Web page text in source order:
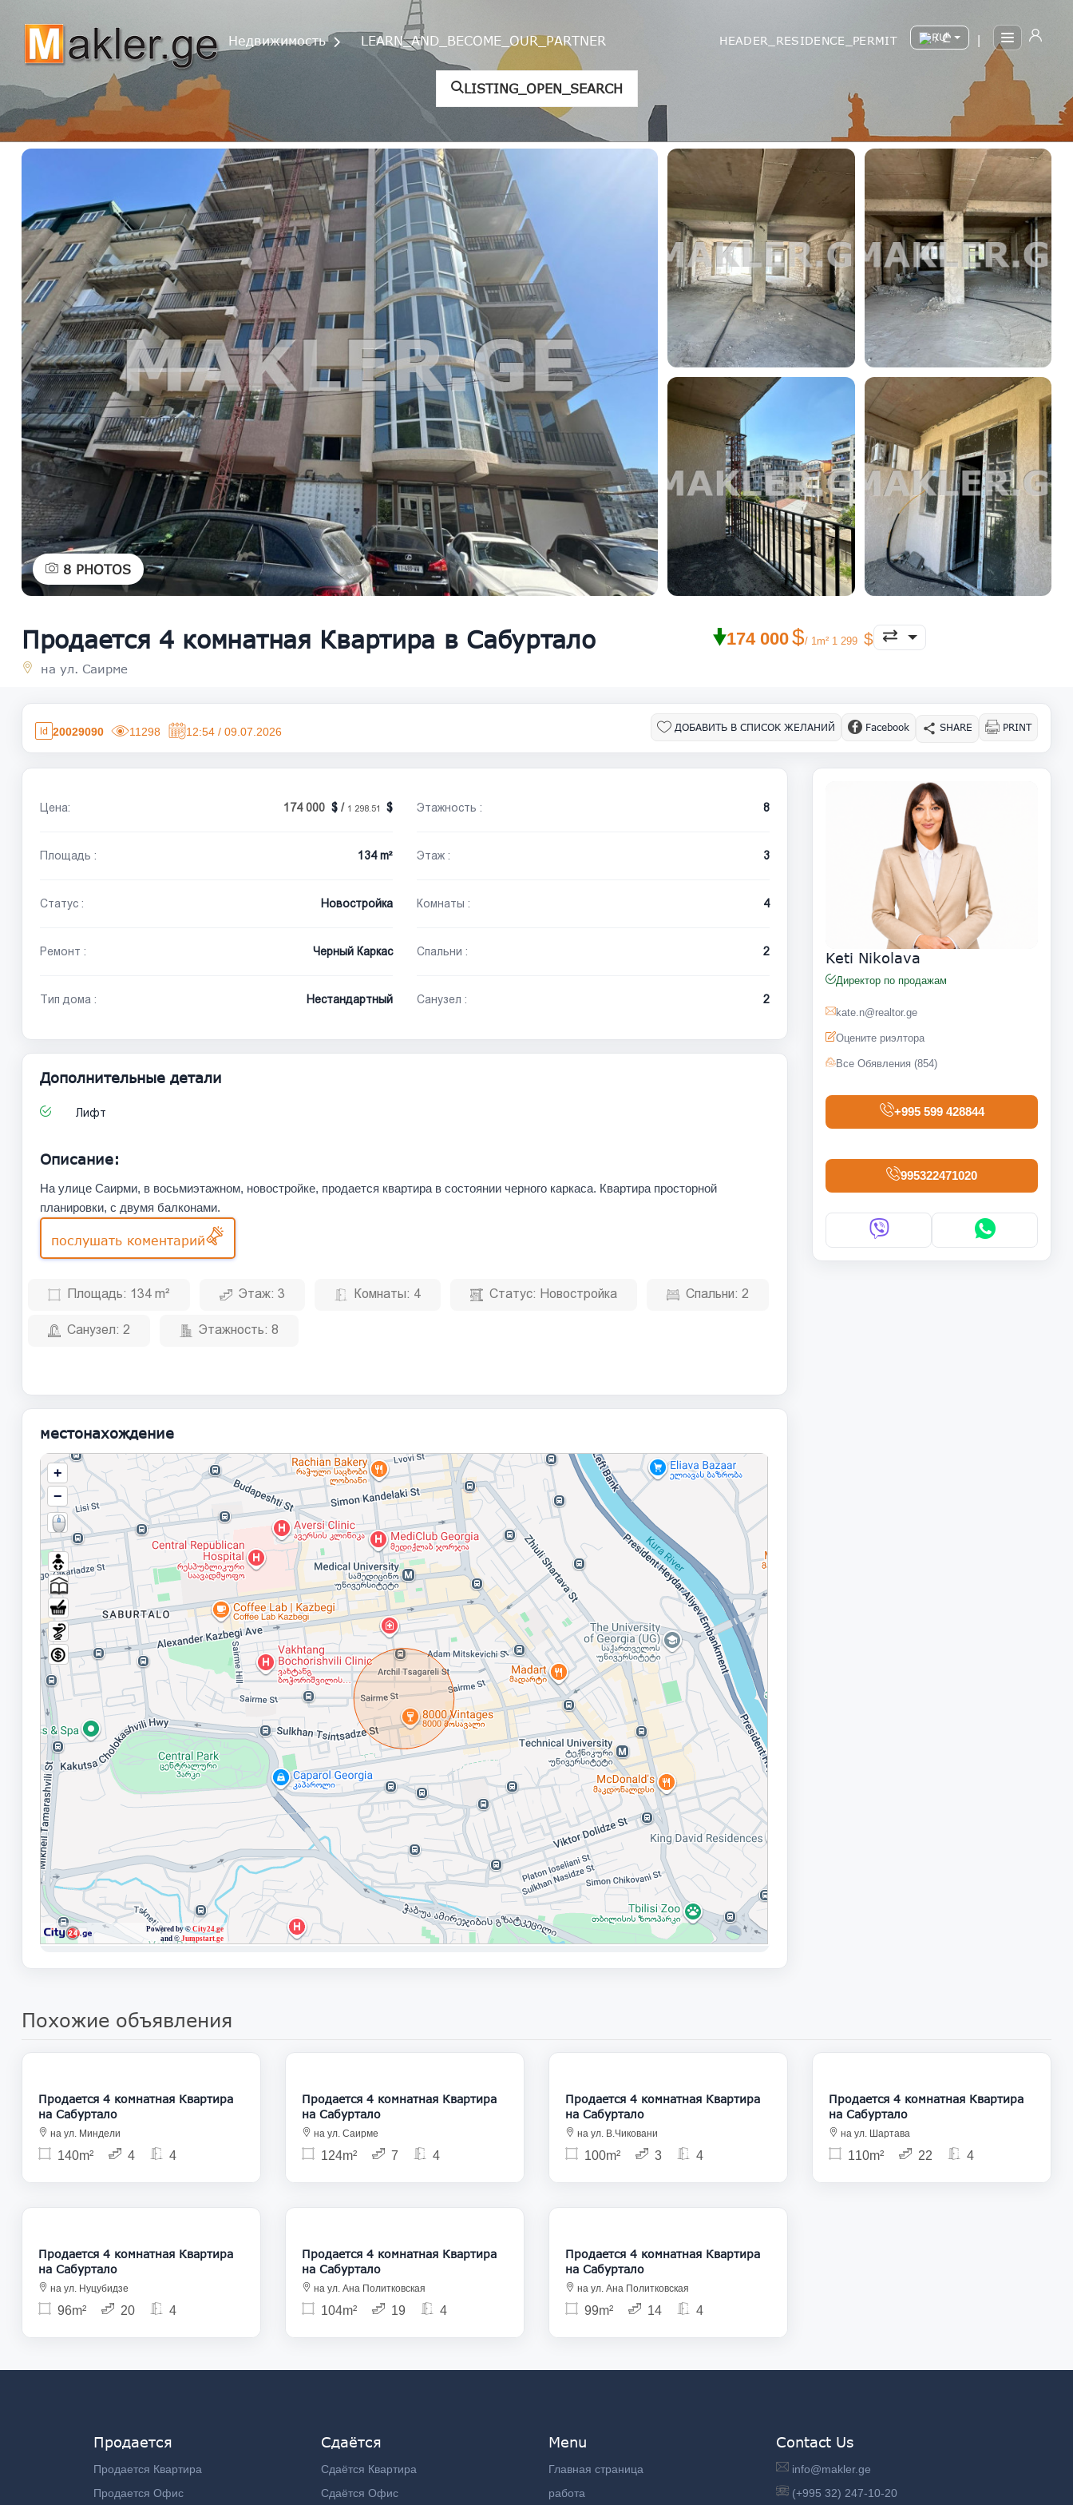
Недвижимость LEARN_AND_BECOME_OUR_PARTNER HEADER_RESIDENCE_PERMIT /
LISTING_OPEN_SEARCH
8 PHOTOS
Продается 4 комнатная Квартира в Сабуртало
на ул. Саирме
🠟174 000 / 1m² 1 299
20029090 11298 12:54 / 09.07.2026 ДОБАВИТЬ В СПИСОК ЖЕЛАНИЙ Facebook SHARE PRINT
Цена: 174 000 / 1 298.51
Площадь : 134 m²
Статус : Новостройка
Ремонт : Черный Каркас
Тип дома : Нестандартный
Этажность : 8
Этаж : 3
Комнаты : 4
Спальни : 2
Санузел : 2
Дополнительные детали
Лифт
Описание:
На улице Саирми, в восьмиэтажном, новостройке, продается квартира в состоянии черного каркаса. Квартира просторной
планировки, с двумя балконами.
послушать коментарий
Площадь: 134 m² Этаж: 3 Комнаты: 4 Статус: Новостройка Спальни: 2
Санузел: 2 Этажность: 8
местонахождение
Keti Nikolava
Директор по продажам
kate.n@realtor.ge
Оцените риэлтора
Все Обявления (854)
+995 599 428844
995322471020
Похожие объявления
181 000
Продается 4 комнатная Квартира
на Сабуртало
на ул. Миндели
140m² 4 4
160 000
Продается 4 комнатная Квартира
на Сабуртало
на ул. Саирме
124m² 7 4
163 000
Продается 4 комнатная Квартира
на Сабуртало
на ул. В.Чиковани
100m² 3 4
185 000
Продается 4 комнатная Квартира
на Сабуртало
на ул. Шартава
110m² 22 4
170 000
Продается 4 комнатная Квартира
на Сабуртало
на ул. Нуцубидзе
96m² 20 4
168 000
Продается 4 комнатная Квартира
на Сабуртало
на ул. Ана Политковская
104m² 19 4
185 000
Продается 4 комнатная Квартира
на Сабуртало
на ул. Ана Политковская
99m² 14 4
Продается
Продается Квартира
Продается Офис
Сдаётся
Сдаётся Квартира
Сдаётся Офис
Menu
Главная страница
работа
Contact Us
info@makler.ge
(+995 32) 247-10-20